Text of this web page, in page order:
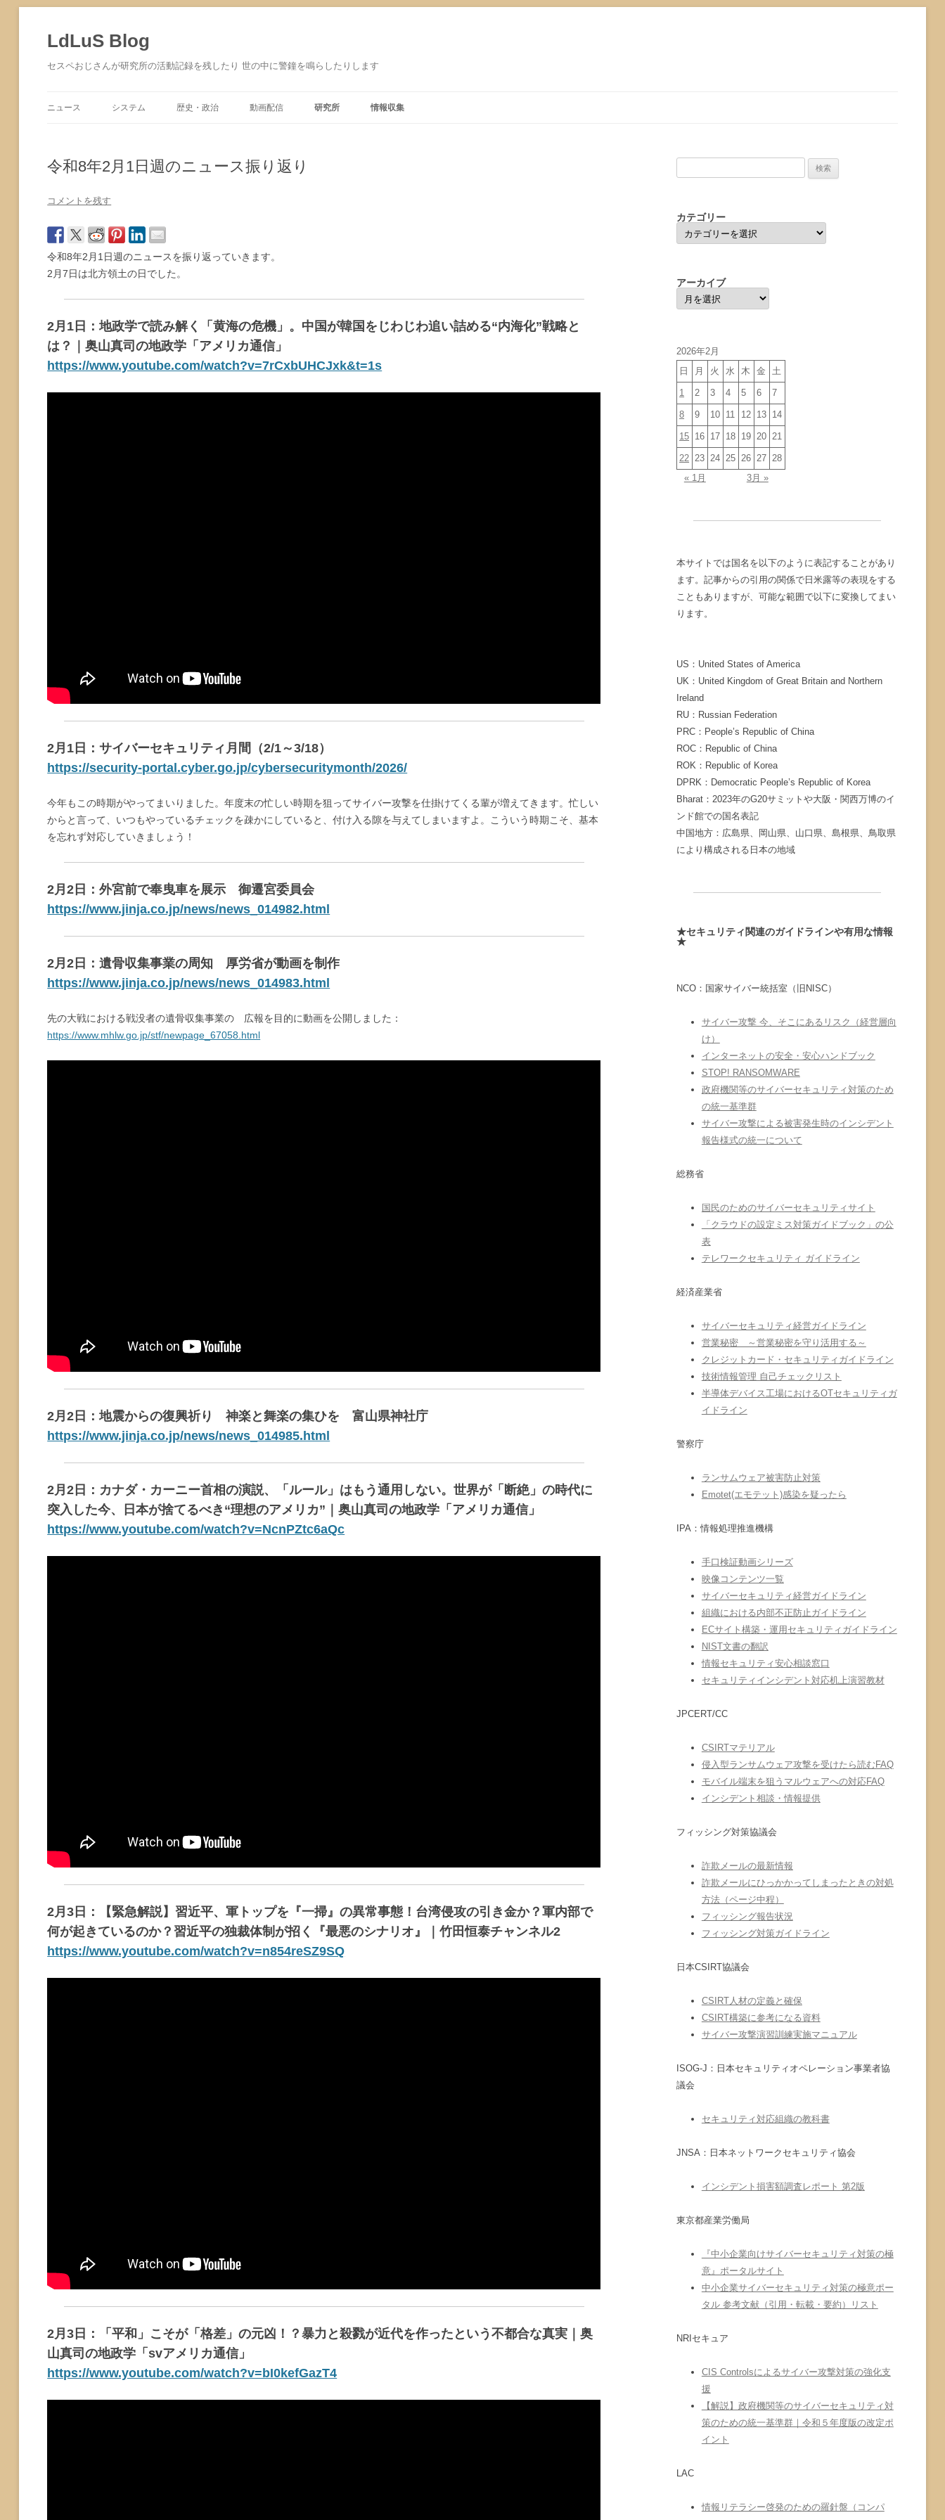
ツ
へ
ス
LdLuS Blog
セスペおじさんが研究所の活動記録を残したり 世の中に警鐘を鳴らしたりします
ニュース システム 歴史・政治 動画配信 研究所 情報収集
令和8年2月1日週のニュース振り返り
コメントを残す
令和8年2月1日週のニュースを振り返っていきます。
2月7日は北方領土の日でした。
2月1日：地政学で読み解く「黄海の危機」。中国が韓国をじわじわ追い詰める“内海化”戦略と
は？｜奥山真司の地政学「アメリカ通信」
https://www.youtube.com/watch?v=7rCxbUHCJxk&t=1s
2月1日：サイバーセキュリティ月間（2/1～3/18）
https://security-portal.cyber.go.jp/cybersecuritymonth/2026/
今年もこの時期がやってまいりました。年度末の忙しい時期を狙ってサイバー攻撃を仕掛けてくる輩が増えてきます。忙しい
からと言って、いつもやっているチェックを疎かにしていると、付け入る隙を与えてしまいますよ。こういう時期こそ、基本
を忘れず対応していきましょう！
2月2日：外宮前で奉曳車を展示 御遷宮委員会
https://www.jinja.co.jp/news/news_014982.html
2月2日：遺骨収集事業の周知 厚労省が動画を制作
https://www.jinja.co.jp/news/news_014983.html
先の大戦における戦没者の遺骨収集事業の 広報を目的に動画を公開しました：
https://www.mhlw.go.jp/stf/newpage_67058.html
2月2日：地震からの復興祈り 神楽と舞楽の集ひを 富山県神社庁
https://www.jinja.co.jp/news/news_014985.html
2月2日：カナダ・カーニー首相の演説、「ルール」はもう通用しない。世界が「断絶」の時代に
突入した今、日本が捨てるべき“理想のアメリカ”｜奥山真司の地政学「アメリカ通信」
https://www.youtube.com/watch?v=NcnPZtc6aQc
2月3日：【緊急解説】習近平、軍トップを『一掃』の異常事態！台湾侵攻の引き金か？軍内部で
何が起きているのか？習近平の独裁体制が招く『最悪のシナリオ』｜竹田恒泰チャンネル2
https://www.youtube.com/watch?v=n854reSZ9SQ
2月3日：「平和」こそが「格差」の元凶！？暴力と殺戮が近代を作ったという不都合な真実｜奥
山真司の地政学「svアメリカ通信」
https://www.youtube.com/watch?v=bI0kefGazT4
カテゴリー
カ
テ
ゴ
アーカイブ
ア
ー
カ
2026年2月
日
月 火 水 木 金 土
1 2 3 4 5 6 7
8 9 10 11 12 13 14
15 16 17 18 19 20 21
22 23 24 25 26 27 28
« 1月
3月 »
本サイトでは国名を以下のように表記することがあり
ます。記事からの引用の関係で日米露等の表現をする
こともありますが、可能な範囲で以下に変換してまい
ります。
US：United States of America
UK：United Kingdom of Great Britain and Northern
Ireland
RU：Russian Federation
PRC：People’s Republic of China
ROC：Republic of China
ROK：Republic of Korea
DPRK：Democratic People’s Republic of Korea
Bharat：2023年のG20サミットや大阪・関西万博のイ
ンド館での国名表記
中国地方：広島県、岡山県、山口県、島根県、鳥取県
により構成される日本の地域
★セキュリティ関連のガイドラインや有用な情報
★
NCO：国家サイバー統括室（旧NISC）
サイバー攻撃 今、そこにあるリスク（経営層向
け）
インターネットの安全・安心ハンドブック
STOP! RANSOMWARE
政府機関等のサイバーセキュリティ対策のため
の統一基準群
サイバー攻撃による被害発生時のインシデント
報告様式の統一について
総務省
国民のためのサイバーセキュリティサイト
「クラウドの設定ミス対策ガイドブック」の公
表
テレワークセキュリティ ガイドライン
経済産業省
サイバーセキュリティ経営ガイドライン
営業秘密 ～営業秘密を守り活用する～
クレジットカード・セキュリティガイドライン
技術情報管理 自己チェックリスト
半導体デバイス工場におけるOTセキュリティガ
イドライン
警察庁
ランサムウェア被害防止対策
Emotet(エモテット)感染を疑ったら
IPA：情報処理推進機構
手口検証動画シリーズ
映像コンテンツ一覧
サイバーセキュリティ経営ガイドライン
組織における内部不正防止ガイドライン
ECサイト構築・運用セキュリティガイドライン
NIST文書の翻訳
情報セキュリティ安心相談窓口
セキュリティインシデント対応机上演習教材
JPCERT/CC
CSIRTマテリアル
侵入型ランサムウェア攻撃を受けたら読むFAQ
モバイル端末を狙うマルウェアへの対応FAQ
インシデント相談・情報提供
フィッシング対策協議会
詐欺メールの最新情報
詐欺メールにひっかかってしまったときの対処
方法（ページ中程）
フィッシング報告状況
フィッシング対策ガイドライン
日本CSIRT協議会
CSIRT人材の定義と確保
CSIRT構築に参考になる資料
サイバー攻撃演習訓練実施マニュアル
ISOG-J：日本セキュリティオペレーション事業者協
議会
セキュリティ対応組織の教科書
JNSA：日本ネットワークセキュリティ協会
インシデント損害額調査レポート 第2版
東京都産業労働局
『中小企業向けサイバーセキュリティ対策の極
意』ポータルサイト
中小企業サイバーセキュリティ対策の極意ポー
タル 参考文献（引用・転載・要約）リスト
NRIセキュア
CIS Controlsによるサイバー攻撃対策の強化支
援
【解説】政府機関等のサイバーセキュリティ対
策のための統一基準群｜令和５年度版の改定ポ
イント
LAC
情報リテラシー啓発のための羅針盤（コンパ